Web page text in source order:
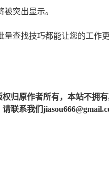
被突出显示。
量查找技巧都能让您的工作
归原作者所有，本站不拥
联系我们